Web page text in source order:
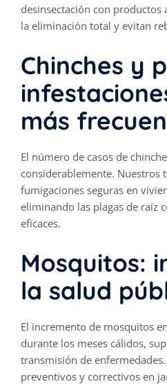
desinsectación con productos
la eliminación total y evitan
Chinches y
más
El número de casos de
considerablemente. Nuestros
fumigaciones seguras en
eliminando las plagas de raíz
eficaces.
Mosquitos:
la salud
El incremento de mosquitos
durante los meses cálidos,
transmisión de
preventivos y correctivos en